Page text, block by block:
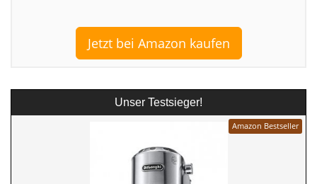
Jetzt bei Amazon kaufen
Unser Testsieger!
Amazon Bestseller